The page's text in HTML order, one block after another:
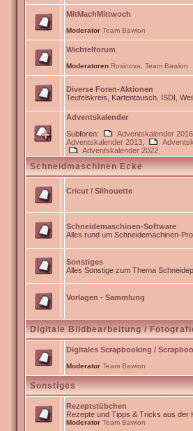
MitMachMittwoch
Moderator Team Bawion
Wichtelforum
Moderatoren Rosinova Team Bawion
Diverse Foren-Aktionen
Teufelskreis, Kartentausch, ISDI,
Adventskalender
Subforen:
Adventskalender 2016
Adventskalender 2013
Adventskalender 2022
Schneidmaschinen Ecke
Cricut / Silhouette
Schneidemaschinen-Software
Alles rund um Schneidemachinen-
Sonstiges
Alles Sonstige zum Thema
Vorlagen - Sammlung
Digitale Bildbearbeitung /
Digitales Scrapbooking /
Moderator Team Bawion
Sonstiges
Rezeptstübchen
Rezepte und Tipps & Tricks aus der
Moderator Team Bawion